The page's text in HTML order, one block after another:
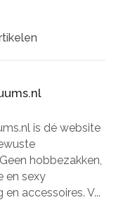
is dé website
hobbezakken,
en sexy
accessoires. V...